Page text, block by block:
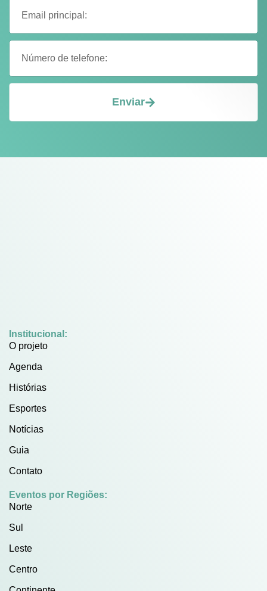
Enviar
Institucional:
O projeto
Agenda
Histórias
Esportes
Notícias
Guia
Contato
Eventos por Regiões:
Norte
Sul
Leste
Centro